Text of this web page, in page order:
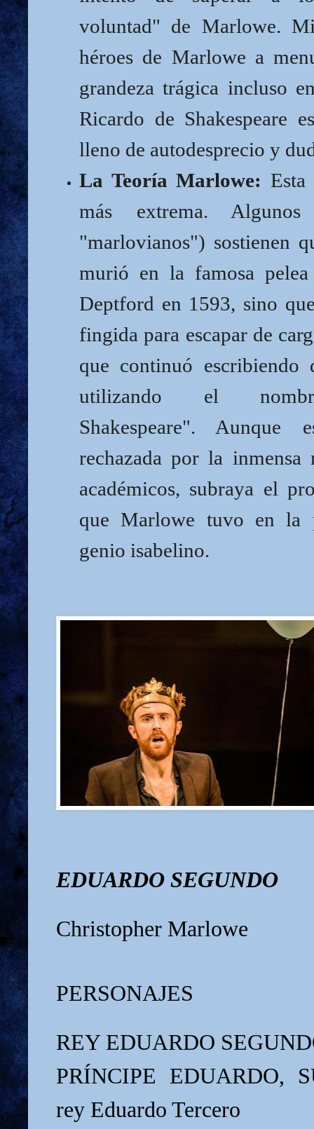
voluntad" de Marlowe.
héroes de Marlowe a
grandeza trágica incluso
Ricardo de Shakespeare
lleno de autodesprecio y
La Teoría Marlowe: Esta
más extrema.
"marlovianos") sostienen
murió en la famosa
Deptford en 1593, sino
fingida para escapar de
que continuó escribiendo
utilizando el
Shakespeare". Aunque
rechazada por la inmensa
académicos, subraya el
que Marlowe tuvo en la
genio isabelino.
EDUARDO SEGUNDO
Christopher Marlowe
PERSONAJES
REY EDUARDO
PRÍNCIPE EDUARDO,
rey Eduardo Tercero